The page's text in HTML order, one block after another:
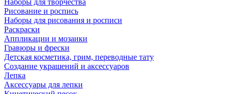
Наборы для творчества
Рисование и роспись
Наборы для рисования и росписи
Раскраски
Аппликации и мозаики
Гравюры и фрески
Детская косметика, грим, переводные тату
Создание украшений и аксессуаров
Лепка
Аксессуары для лепки